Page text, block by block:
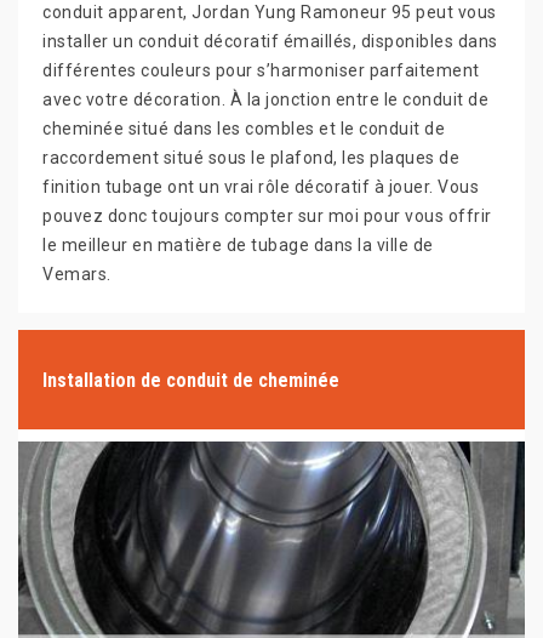
conduit apparent, Jordan Yung Ramoneur 95 peut vous
installer un conduit décoratif émaillés, disponibles dans
différentes couleurs pour s’harmoniser parfaitement
avec votre décoration. À la jonction entre le conduit de
cheminée situé dans les combles et le conduit de
raccordement situé sous le plafond, les plaques de
finition tubage ont un vrai rôle décoratif à jouer. Vous
pouvez donc toujours compter sur moi pour vous offrir
le meilleur en matière de tubage dans la ville de
Vemars.
Installation de conduit de cheminée